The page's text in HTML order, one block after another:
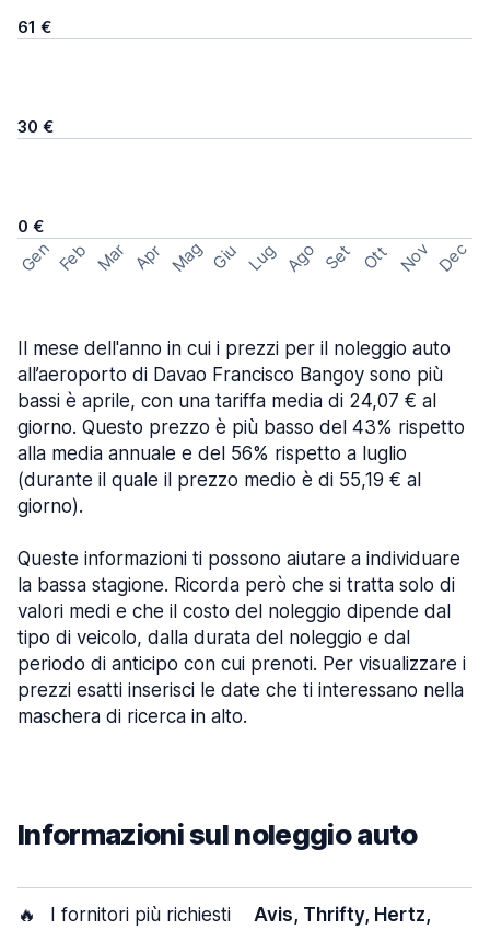
61 €
30 €
0 €
Gen Feb Mar Apr Mag Giu Lug Ago Set Ott Nov Dec
Il mese dell'anno in cui i prezzi per il noleggio auto
all’aeroporto di Davao Francisco Bangoy sono più
bassi è aprile, con una tariffa media di 24,07 € al
giorno. Questo prezzo è più basso del 43% rispetto
alla media annuale e del 56% rispetto a luglio
(durante il quale il prezzo medio è di 55,19 € al
giorno).
Queste informazioni ti possono aiutare a individuare
la bassa stagione. Ricorda però che si tratta solo di
valori medi e che il costo del noleggio dipende dal
tipo di veicolo, dalla durata del noleggio e dal
periodo di anticipo con cui prenoti. Per visualizzare i
prezzi esatti inserisci le date che ti interessano nella
maschera di ricerca in alto.
Informazioni sul noleggio auto
🔥 I fornitori più richiesti
Avis, Thrifty, Hertz,